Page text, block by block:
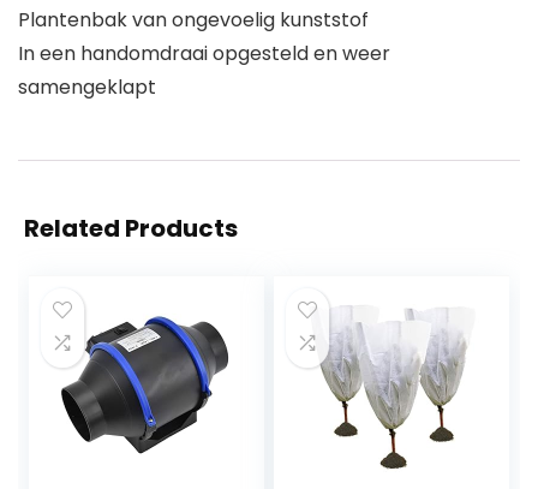
Plantenbak van ongevoelig kunststof
In een handomdraai opgesteld en weer
samengeklapt
Related Products